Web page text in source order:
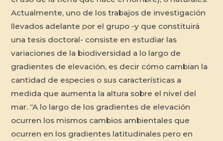
Actualmente, uno de los trabajos de investigación
llevados adelante por el grupo -y que constituirá
una tesis doctoral- consiste en estudiar las
variaciones de la biodiversidad a lo largo de
gradientes de elevación, es decir cómo cambian la
cantidad de especies o sus características a
medida que aumenta la altura sobre el nivel del
mar. “A lo largo de los gradientes de elevación
ocurren los mismos cambios ambientales que
ocurren en los gradientes latitudinales pero en